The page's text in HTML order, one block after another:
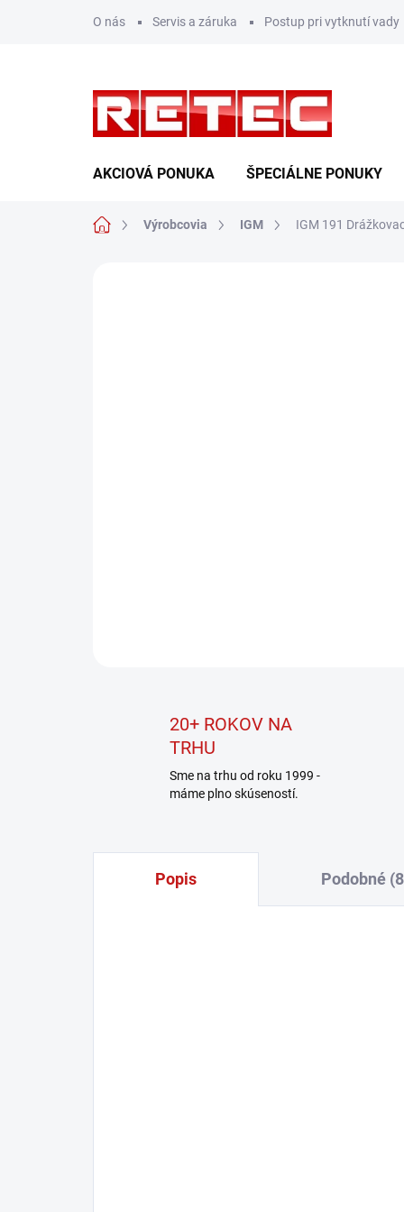
O nás Servis a záruka Postup pri vytknutí vady
AKCIOVÁ PONUKA ŠPECIÁLNE PONUKY
DomovVýrobcovia IGM IGM 191
20+ ROKOV NA
TRHU
Sme na trhu od roku 1999 -
máme plno skúseností.
Popis Podobné